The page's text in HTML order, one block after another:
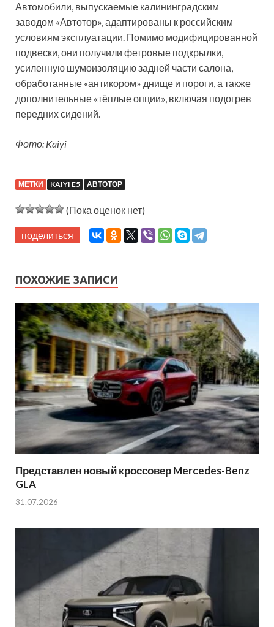
Автомобили, выпускаемые калининградским
заводом «Автотор», адаптированы к российским
условиям эксплуатации. Помимо модифицированной
подвески, они получили фетровые подкрылки,
усиленную шумоизоляцию задней части салона,
обработанные «антикором» днище и пороги, а также
дополнительные «тёплые опции», включая подогрев
передних сидений.
Фото: Kaiyi
МЕТКИ KAIYI E5 АВТОТОР
(Пока оценок нет)
поделиться
ПОХОЖИЕ ЗАПИСИ
Представлен новый кроссовер Mercedes-Benz
GLA
31.07.2026